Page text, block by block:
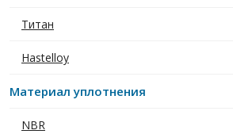
Титан
Hastelloy
Материал уплотнения
NBR